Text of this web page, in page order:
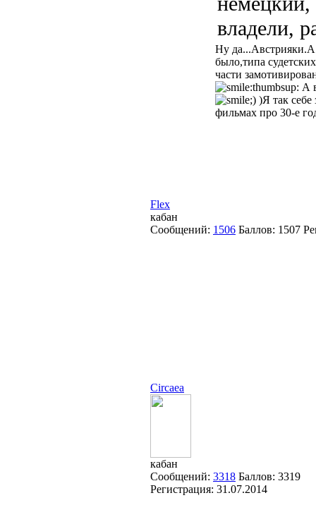
владели,
Ну
было,типа
части
А
)Я так
фильмах про 30-е
Flex
кабан
Сообщений: 1506 Баллов: 1507
Circaea
кабан
Сообщений: 3318 Баллов: 3319
Регистрация: 31.07.2014